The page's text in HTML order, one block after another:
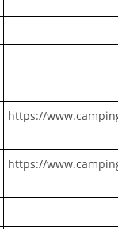
https://
https://